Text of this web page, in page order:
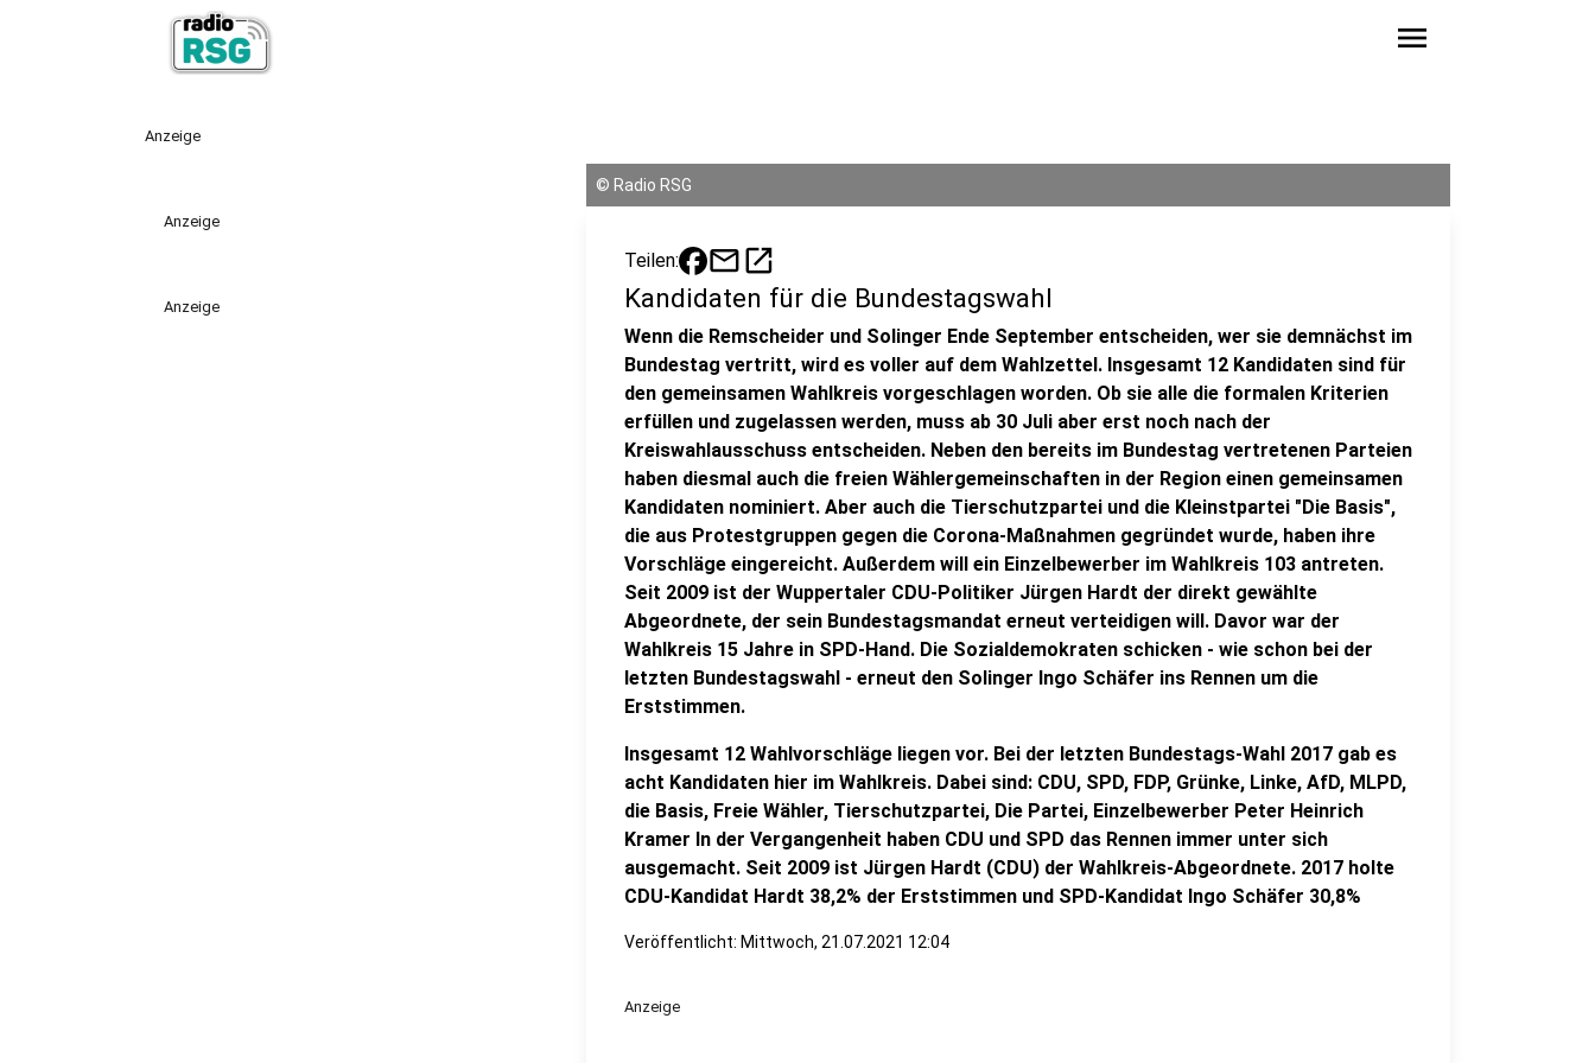
menu
Anzeige
Anzeige
Anzeige
© Radio RSG
Teilen: mailopen_in_new
Kandidaten für die Bundestagswahl
Wenn die Remscheider und Solinger Ende September entscheiden, wer sie demnächst im
Bundestag vertritt, wird es voller auf dem Wahlzettel. Insgesamt 12 Kandidaten sind für
den gemeinsamen Wahlkreis vorgeschlagen worden. Ob sie alle die formalen Kriterien
erfüllen und zugelassen werden, muss ab 30 Juli aber erst noch nach der
Kreiswahlausschuss entscheiden. Neben den bereits im Bundestag vertretenen Parteien
haben diesmal auch die freien Wählergemeinschaften in der Region einen gemeinsamen
Kandidaten nominiert. Aber auch die Tierschutzpartei und die Kleinstpartei "Die Basis",
die aus Protestgruppen gegen die Corona-Maßnahmen gegründet wurde, haben ihre
Vorschläge eingereicht. Außerdem will ein Einzelbewerber im Wahlkreis 103 antreten.
Seit 2009 ist der Wuppertaler CDU-Politiker Jürgen Hardt der direkt gewählte
Abgeordnete, der sein Bundestagsmandat erneut verteidigen will. Davor war der
Wahlkreis 15 Jahre in SPD-Hand. Die Sozialdemokraten schicken - wie schon bei der
letzten Bundestagswahl - erneut den Solinger Ingo Schäfer ins Rennen um die
Erststimmen.
Insgesamt 12 Wahlvorschläge liegen vor. Bei der letzten Bundestags-Wahl 2017 gab es
acht Kandidaten hier im Wahlkreis. Dabei sind: CDU, SPD, FDP, Grünke, Linke, AfD, MLPD,
die Basis, Freie Wähler, Tierschutzpartei, Die Partei, Einzelbewerber Peter Heinrich
Kramer In der Vergangenheit haben CDU und SPD das Rennen immer unter sich
ausgemacht. Seit 2009 ist Jürgen Hardt (CDU) der Wahlkreis-Abgeordnete. 2017 holte
CDU-Kandidat Hardt 38,2% der Erststimmen und SPD-Kandidat Ingo Schäfer 30,8%
Veröffentlicht: Mittwoch, 21.07.2021 12:04
Anzeige